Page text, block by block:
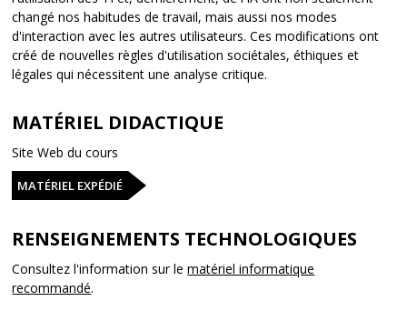
changé nos habitudes de travail, mais aussi nos modes
d'interaction avec les autres utilisateurs. Ces modifications ont
créé de nouvelles règles d'utilisation sociétales, éthiques et
légales qui nécessitent une analyse critique.
MATÉRIEL DIDACTIQUE
Site Web du cours
MATÉRIEL EXPÉDIÉ
RENSEIGNEMENTS TECHNOLOGIQUES
Consultez l'information sur lematériel informatique
recommandé.